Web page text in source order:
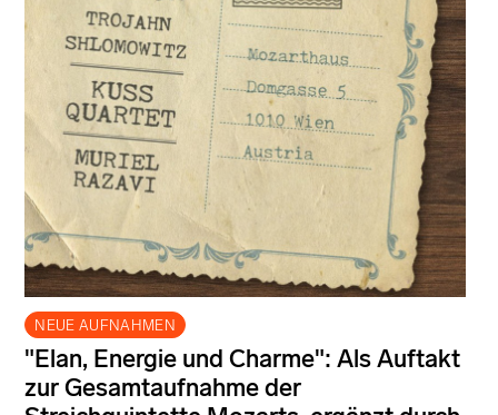
NEUE AUFNAHMEN
"Elan, Energie und Charme": Als Auftakt
zur Gesamtaufnahme der